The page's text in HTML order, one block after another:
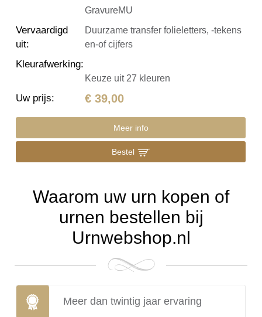
GravureMU
Vervaardigd
uit:
Duurzame transfer folieletters, -tekens
en-of cijfers
Kleurafwerking:
Keuze uit 27 kleuren
Uw prijs: € 39,00
Meer info
Bestel
Waarom uw urn kopen of
urnen bestellen bij
Urnwebshop.nl
Meer dan twintig jaar ervaring